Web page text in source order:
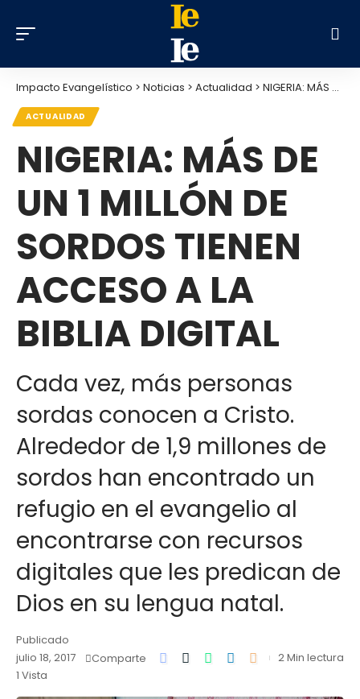
Impacto Evangelístico > Noticias > Actualidad > NIGERIA: MÁS DE UN 1 MILLÓN DE SORDOS TIENEN ACCESO A LA BIBLIA DIGITAL
ACTUALIDAD
NIGERIA: MÁS DE
UN 1 MILLÓN DE
SORDOS TIENEN
ACCESO A LA
BIBLIA DIGITAL
Cada vez, más personas
sordas conocen a Cristo.
Alrededor de 1,9 millones de
sordos han encontrado un
refugio en el evangelio al
encontrarse con recursos
digitales que les predican de
Dios en su lengua natal.
Publicado
julio 18, 2017
1 Vista
Comparte 2 Min lectura